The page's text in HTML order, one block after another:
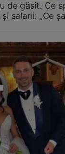
de găsit. Ce
salarii: „Ce